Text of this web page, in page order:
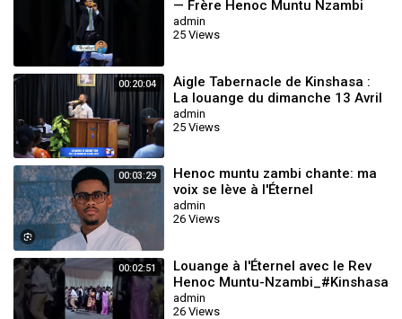
— Frère Henoc Muntu Nzambi
admin
25 Views
00:20:04
Aigle Tabernacle de Kinshasa :
La louange du dimanche 13 Avril
2025 avec le Frère Seth Mulumba
admin
25 Views
00:03:29
Henoc muntu zambi chante: ma
voix se lève à l'Éternel
admin
26 Views
00:02:51
Louange à l'Éternel avec le Rev
Henoc Muntu-Nzambi_#Kinshasa
🔥🔥🔥 #kinshasa
admin
26 Views